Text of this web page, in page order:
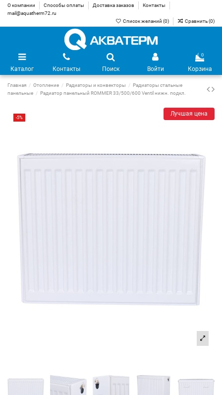
О компании Способы оплаты Доставка заказов
Контакты
mail@aquatherm72.ru
Список желаний (0) Сравнить (0)
Каталог Контакты Поиск Войти
0
Корзина
Главная Отопление Радиаторы и конвекторы
Радиаторы стальные
панельные
Радиатор панельный ROMMER 33/500/600 Ventil нижн. подкл.
-5%
Лучшая цена